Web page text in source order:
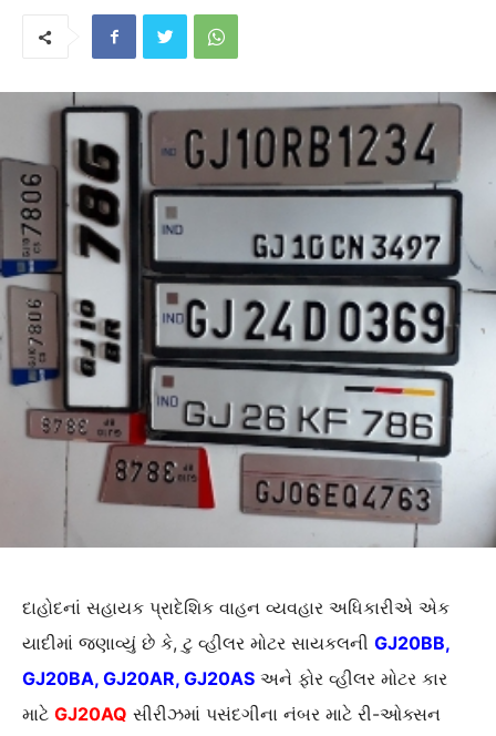
દાહોદનાં સહાયક પ્રાદેશિક વાહન વ્યવહાર અધિકારીએ એક
યાદીમાં જણાવ્યું છે કે, ટુ વ્હીલર મોટર સાયકલની GJ20BB,
GJ20BA, GJ20AR, GJ20AS અને ફોર વ્હીલર મોટર કાર
માટે GJ20AQ સીરીઝમાં પસંદગીના નંબર માટે રી-ઓક્સન